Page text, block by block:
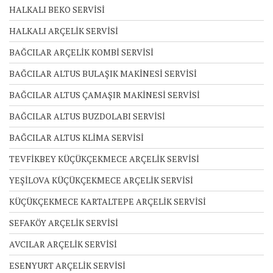
HALKALI BEKO SERVİSİ
HALKALI ARÇELİK SERVİSİ
BAĞCILAR ARÇELİK KOMBİ SERVİSİ
BAĞCILAR ALTUS BULAŞIK MAKİNESİ SERVİSİ
BAĞCILAR ALTUS ÇAMAŞIR MAKİNESİ SERVİSİ
BAĞCILAR ALTUS BUZDOLABI SERVİSİ
BAĞCILAR ALTUS KLİMA SERVİSİ
TEVFİKBEY KÜÇÜKÇEKMECE ARÇELİK SERVİSİ
YEŞİLOVA KÜÇÜKÇEKMECE ARÇELİK SERVİSİ
KÜÇÜKÇEKMECE KARTALTEPE ARÇELİK SERVİSİ
SEFAKÖY ARÇELİK SERVİSİ
AVCILAR ARÇELİK SERVİSİ
ESENYURT ARÇELİK SERVİSİ